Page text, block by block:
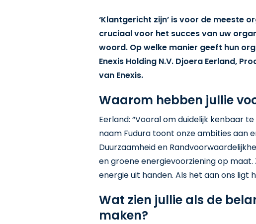
‘Klantgericht zijn’ is voor de meeste
cruciaal voor het succes van uw
woord. Op welke manier geeft hun
Enexis Holding N.V. Djoera Eerland,
van Enexis.
Waarom hebben jullie
Eerland: “Vooral om duidelijk kenbaar
naam Fudura toont onze ambities aan
Duurzaamheid en
en groene energievoorziening op
energie uit handen. Als het aan ons
Wat zien jullie als de
maken?